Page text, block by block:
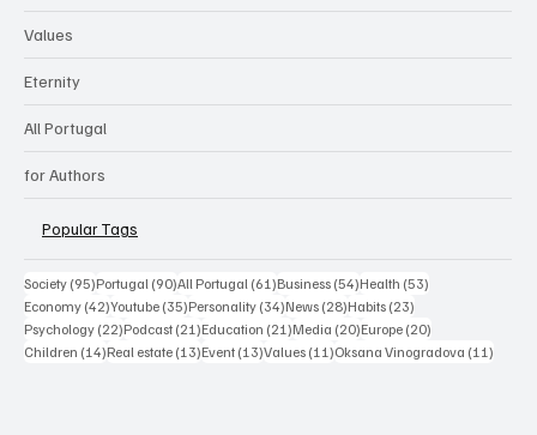
Values
Eternity
All Portugal
for Authors
Popular Tags
Society (95)95 posts
Portugal (90)90 posts
All Portugal (61)61 posts
Business (54)54 posts
Health (53)
Economy (42)42 posts
Youtube (35)35 posts
Personality (34)34 posts
News (28)28 posts
Habits (23)
Psychology (22)22 posts
Podcast (21)21 posts
Education (21)21 posts
Media (20)20 posts
Europe (20)
Children (14)14 posts
Real estate (13)13 posts
Event (13)13 posts
Values (11)11 posts
Oksana Vinogradova (11)